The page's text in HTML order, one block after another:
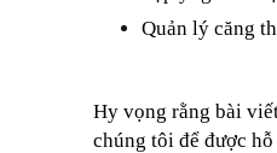
Quản lý căng
Hy vọng rằng bài
chúng tôi để được